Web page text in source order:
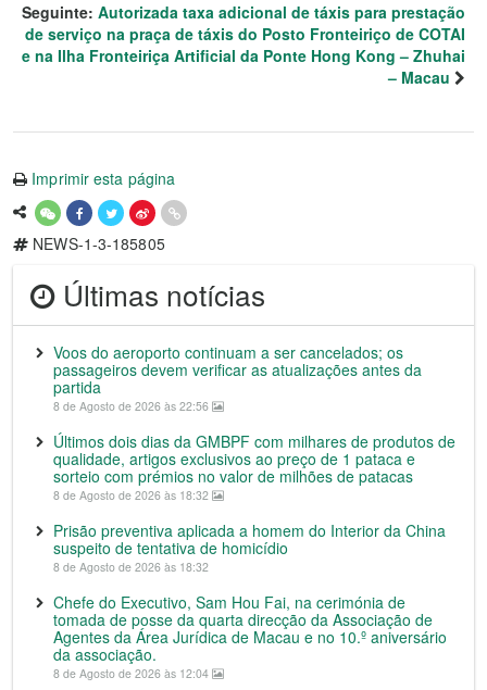
Seguinte: Autorizada taxa adicional de táxis para prestação
de serviço na praça de táxis do Posto Fronteiriço de COTAI
e na Ilha Fronteiriça Artificial da Ponte Hong Kong – Zhuhai
– Macau
Imprimir esta página
NEWS-1-3-185805
Últimas notícias
Voos do aeroporto continuam a ser cancelados; os
passageiros devem verificar as atualizações antes da
partida
8 de Agosto de 2026 às 22:56
Últimos dois dias da GMBPF com milhares de produtos de
qualidade, artigos exclusivos ao preço de 1 pataca e
sorteio com prémios no valor de milhões de patacas
8 de Agosto de 2026 às 18:32
Prisão preventiva aplicada a homem do Interior da China
suspeito de tentativa de homicídio
8 de Agosto de 2026 às 18:32
Chefe do Executivo, Sam Hou Fai, na cerimónia de
tomada de posse da quarta direcção da Associação de
Agentes da Área Jurídica de Macau e no 10.º aniversário
da associação.
8 de Agosto de 2026 às 12:04